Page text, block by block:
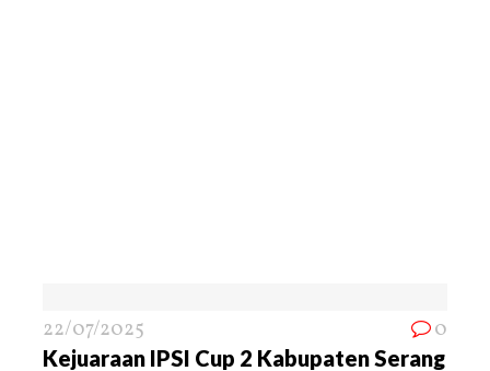
22/07/2025 0
Kejuaraan IPSI Cup 2 Kabupaten Serang